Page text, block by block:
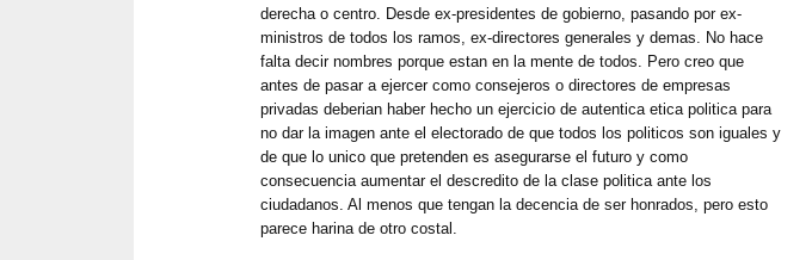
derecha o centro. Desde ex-presidentes de gobierno, pasando por ex-
ministros de todos los ramos, ex-directores generales y demas. No hace
falta decir nombres porque estan en la mente de todos. Pero creo que
antes de pasar a ejercer como consejeros o directores de empresas
privadas deberian haber hecho un ejercicio de autentica etica politica para
no dar la imagen ante el electorado de que todos los politicos son iguales y
de que lo unico que pretenden es asegurarse el futuro y como
consecuencia aumentar el descredito de la clase politica ante los
ciudadanos. Al menos que tengan la decencia de ser honrados, pero esto
parece harina de otro costal.